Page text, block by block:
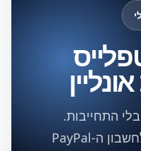
התחייבות.
הלקוחות משלמים ישירות לחשבון ה-PayPal